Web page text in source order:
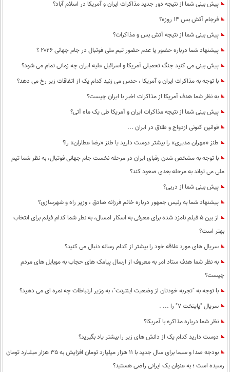
فرهنگی
بین الملل
اجتماعی
پیش بینی شما از نتیجه دور جدید مذاکرات ایران و آمریکا در اسلام آباد؟
فرجام آتش بس 14 روزه؟
پیش بینی شما از نتیجه آتش بس و مذاکرات؟
پیشنهاد شما درباره حضور یا عدم حضور تیم ملی فوتبال در جام جهانی ۲۰۲۶ ؟
پیش بینی می کنید جنگ تحمیلی آمریکا و اسرائیل علیه ایران چه زمانی تمام می شود؟
با توجه به مذاکرات ایران و آمریکا ، حدس می زنید کدام یک از اتفاقات زیر رخ می دهد؟
به نظر شما هدف آمریکا از مذاکرات اخیر با ایران چیست؟
پیش بینی شما از نتیجه مذاکرات ایران و آمریکا طی یک ماه آتی؟
قوانین کنونی ازدواج و طلاق در ایران ...
طنز «مهران مدیری» را بیشتر دوست دارید یا طنز «رضا عطاران» را؟
با توجه به مشخص شدن رقبای ایران در مرحله نخست جام جهانی فوتبال، به نظر شما تیم
ملی می تواند به مرحله بعدی صعود کند؟
پیش بینی شما از دربی؟
پیشنهاد شما به رئیس جمهور درباره خانم فرزانه صادق ، وزیر راه و شهرسازی؟
از بین 5 فیلم نامزد شده برای معرفی به اسکار امسال، به نظر شما کدام فیلم برای انتخاب
بهتر است؟
سریال های مورد علاقه خود را بیشتر از کدام رسانه دنبال می کنید؟
به نظر شما هدف ستاد امر به معروف از ارسال پیامک های حجاب به موبایل های مردم
چیست؟
با توجه به "تجربه خودتان از وضعیت اینترنت"، به وزیر ارتباطات چه نمره ای می دهید؟
سریال "پایتخت 7" را ... .
نظر شما درباره مذاکره با آمریکا؟
دوست دارید کدام یک از دانش های زیر را بیشتر یاد بگیرید؟
بودجه صدا و سیما برای سال جدید با 11 هزار میلیارد تومان افزایش به 35 هزار میلیارد تومان
رسیده است ؛ به عنوان یک ایرانی راضی هستید؟